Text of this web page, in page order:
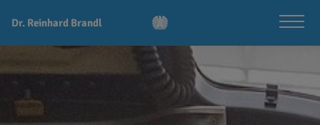
Dr. Reinhard Brandl